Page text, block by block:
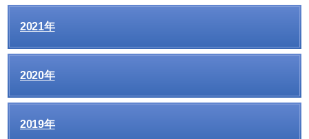
2021年
2020年
2019年